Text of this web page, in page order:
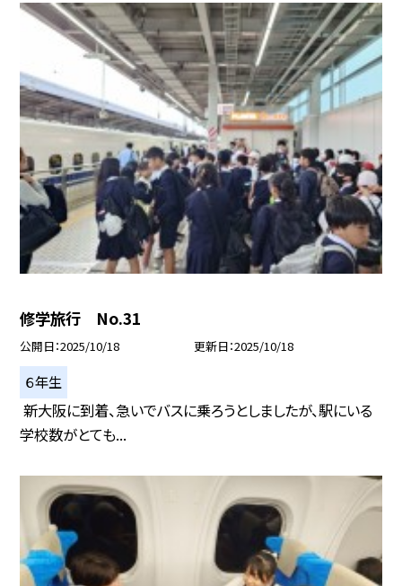
修学旅行 No.31
公開日 2025/10/18 更新日 2025/10/18
６年生
新大阪に到着、急いでバスに乗ろうとしましたが、駅にいる
学校数がとても...